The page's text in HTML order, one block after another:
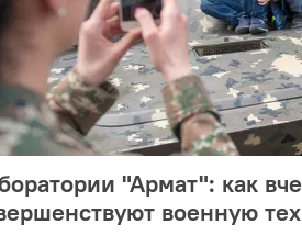
"Армат": как
военную